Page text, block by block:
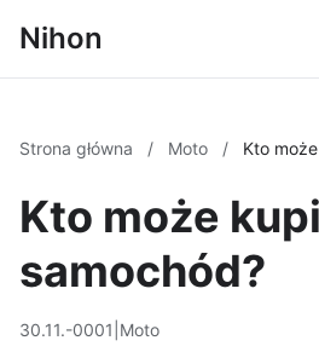
Nihon
Strona główna / Moto / Kto
Kto może
samochód?
30.11.-0001 Moto